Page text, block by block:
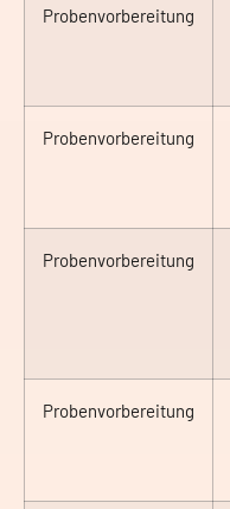
Probenvorbereitung
Probenvorbereitung
Probenvorbereitung
Probenvorbereitung